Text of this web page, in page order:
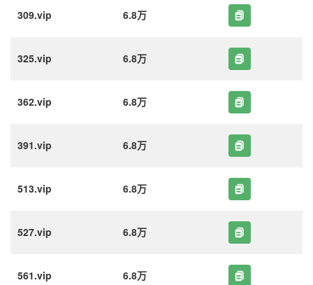
309.vip 6.8万
325.vip 6.8万
362.vip 6.8万
391.vip 6.8万
513.vip 6.8万
527.vip 6.8万
561.vip 6.8万